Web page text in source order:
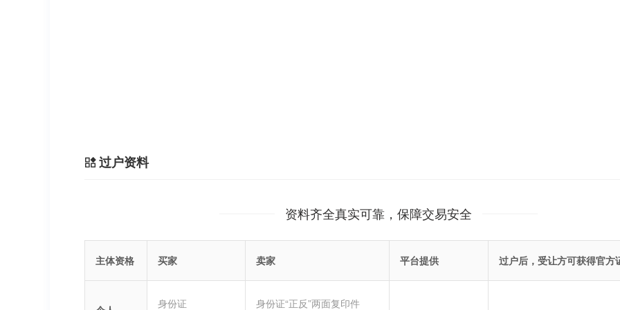
过户资料
资料齐全真实可靠，保障交易安全
主体资格 买家 卖家 平台提供 过户后，受让方可获得官方
身份证 身份证“正反”两面复印件